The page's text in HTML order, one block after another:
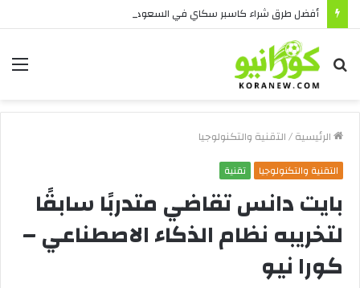
أفضل طرق شراء كاسبر سكاي في السعودية بأمان
بحث
عن
الرئيسية/التقنية والتكنولوجيا
التقنية والتكنولوجيا تقنية
بايت دانس تقاضي متدربًا سابقًا
لتخريبه نظام الذكاء الاصطناعي –
كورا نيو